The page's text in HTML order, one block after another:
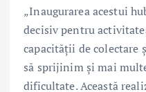
„Inaugurarea acestui
decisiv pentru
capacității de
să sprijinim și mai
dificultate. Această